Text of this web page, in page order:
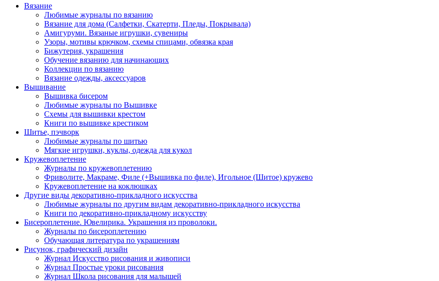
Вязание
Любимые журналы по вязанию
Вязание для дома (Салфетки, Скатерти, Пледы, Покрывала)
Амигуруми. Вязаные игрушки, сувениры
Узоры, мотивы крючком, схемы спицами, обвязка края
Бижутерия, украшения
Обучение вязанию для начинающих
Коллекции по вязанию
Вязание одежды, аксессуаров
Вышивание
Вышивка бисером
Любимые журналы по Вышивке
Схемы для вышивки крестом
Книги по вышивке крестиком
Шитье, пэчворк
Любимые журналы по шитью
Мягкие игрушки, куклы, одежда для кукол
Кружевоплетение
Журналы по кружевоплетению
Фриволите, Макраме, Филе (+Вышивка по филе), Игольное (Шитое) кружево
Кружевоплетение на коклюшках
Другие виды декоративно-прикладного искусства
Любимые журналы по другим видам декоративно-прикладного искусства
Книги по декоративно-прикладному искусству
Бисероплетение. Ювелирика. Украшения из проволоки.
Журналы по бисероплетению
Обучающая литература по украшениям
Рисунок, графический дизайн
Журнал Искусство рисования и живописи
Журнал Простые уроки рисования
Журнал Школа рисования для малышей